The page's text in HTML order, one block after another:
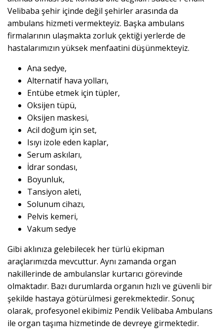
Velibaba şehir içinde değil şehirler arasında da
ambulans hizmeti vermekteyiz. Başka ambulans
firmalarının ulaşmakta zorluk çektiği yerlerde de
hastalarımızın yüksek menfaatini düşünmekteyiz.
Ana sedye,
Alternatif hava yolları,
Entübe etmek için tüpler,
Oksijen tüpü,
Oksijen maskesi,
Acil doğum için set,
Isıyı izole eden kaplar,
Serum askıları,
İdrar sondası,
Boyunluk,
Tansiyon aleti,
Solunum cihazı,
Pelvis kemeri,
Vakum sedye
Gibi aklınıza gelebilecek her türlü ekipman
araçlarımızda mevcuttur. Aynı zamanda organ
nakillerinde de ambulanslar kurtarıcı görevinde
olmaktadır. Bazı durumlarda organın hızlı ve güvenli bir
şekilde hastaya götürülmesi gerekmektedir. Sonuç
olarak, profesyonel ekibimiz Pendik Velibaba Ambulans
ile organ taşıma hizmetinde de devreye girmektedir.